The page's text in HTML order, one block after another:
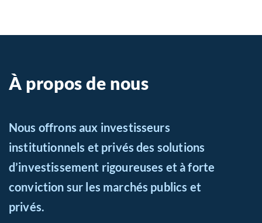
À propos de nous
Nous offrons aux investisseurs
institutionnels et privés des solutions
d’investissement rigoureuses et à forte
conviction sur les marchés publics et
privés.